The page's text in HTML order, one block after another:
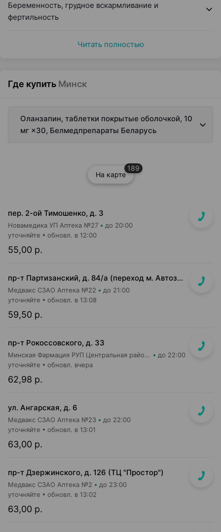
Беременность, грудное вскармливание и
фертильность
Читать полностью
Где купить Минск
Оланзапин, таблетки покрытые оболочкой, 10
мг ×30, Белмедпрепараты Беларусь
На карте
189
пер. 2-ой Тимошенко, д. 3
Новамедика УП Аптека №27 до 20:00
55,00 р.
уточняйте обновл. в 12:00
пр-т Партизанский, д. 84/а (переход м. Автозаводская, выход в сторону ул. Кабушкина)
Медвакс СЗАО Аптека №22 до 21:00
59,50 р.
уточняйте обновл. в 13:08
пр-т Рокоссовского, д. 33
Минская Фармация РУП Центральная районная аптека №182 до 22:00
62,98 р.
уточняйте обновл. вчера
ул. Ангарская, д. 6
Медвакс СЗАО Аптека №23 до 22:00
63,00 р.
уточняйте обновл. в 13:01
пр-т Дзержинского, д. 126 (ТЦ "Простор")
Медвакс СЗАО Аптека №2 до 23:00
63,00 р.
уточняйте обновл. в 13:02